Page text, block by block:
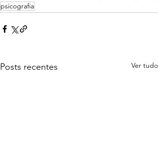
psicografia
Posts recentes Ver tudo